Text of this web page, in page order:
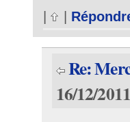
Re:
16/12/